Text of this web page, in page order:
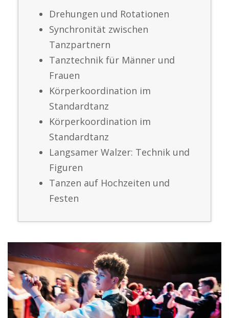
Drehungen und Rotationen
Synchronität zwischen
Tanzpartnern
Tanztechnik für Männer und
Frauen
Körperkoordination im
Standardtanz
Körperkoordination im
Standardtanz
Langsamer Walzer: Technik und
Figuren
Tanzen auf Hochzeiten und
Festen